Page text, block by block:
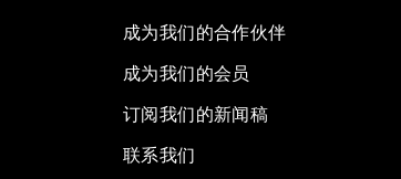
成为我们的合作伙伴
成为我们的会员
订阅我们的新闻稿
联系我们